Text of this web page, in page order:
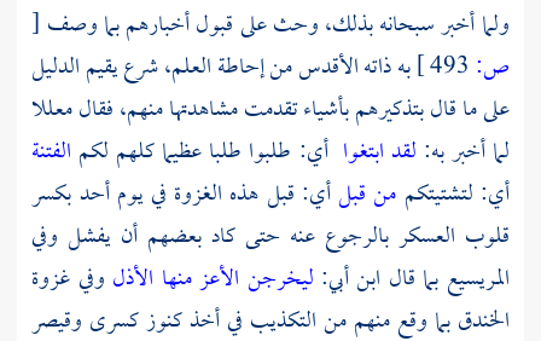
ولما أخبر سبحانه بذلك، وحث على قبول أخبارهم بما وصف [
ص:
به ذاته الأقدس من إحاطة العلم، شرع يقيم الدليل
على ما قال بتذكيرهم بأشياء تقدمت مشاهدتها منهم، فقال معللا
لما أخبر به: لقد ابتغوا أي: طلبوا طلبا عظيما كلهم لكم الفتنة
أي: لتشتيتكم من قبلأي: قبل هذه الغزوة في يومأحدبكسر
قلوب العسكر بالرجوع عنه حتى كاد بعضهم أن يفشل وفي
المريسيع بما قال ابن أبي: ليخرجن الأعز منها الأذل وفي غزوة
الخندق بما وقع منهم من التكذيب في أخذ كنوزكسرى وقيصر